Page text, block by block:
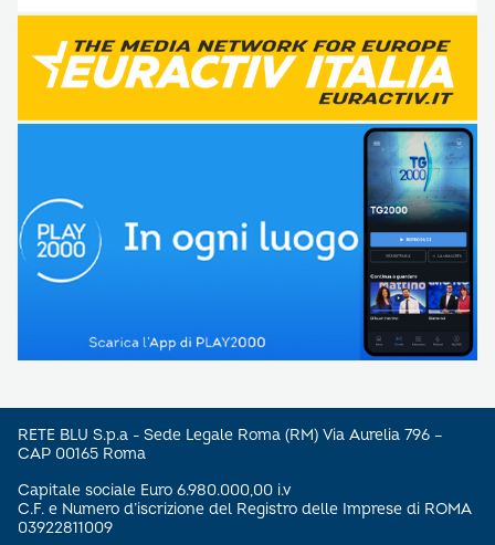
RETE BLU S.p.a - Sede Legale Roma (RM) Via Aurelia 796 –
CAP 00165 Roma
Capitale sociale Euro 6.980.000,00 i.v
C.F. e Numero d’iscrizione del Registro delle Imprese di ROMA
03922811009